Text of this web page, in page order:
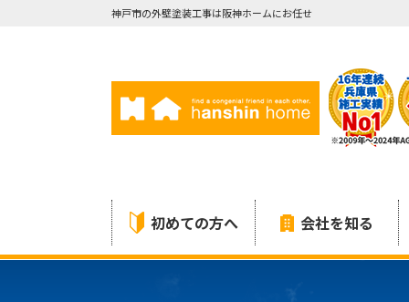
神戸市の外壁塗装工事は阪神ホームにお任せ
初めての方へ 会社を知る